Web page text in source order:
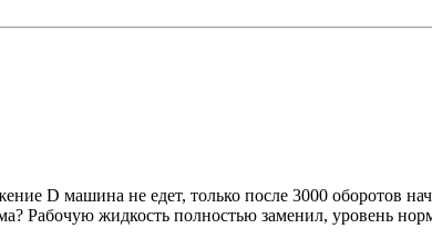
D машина не едет, только после 3000 оборотов
Рабочую жидкость полностью заменил, уровень